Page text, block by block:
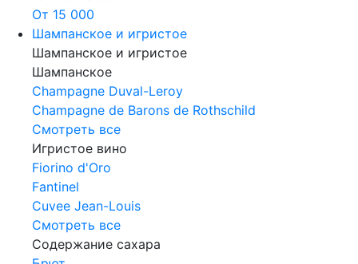
От 15 000
Шампанское и игристое
Шампанское и игристое
Шампанское
Champagne Duval-Leroy
Champagne de Barons de Rothschild
Смотреть все
Игристое вино
Fiorino d'Oro
Fantinel
Cuvee Jean-Louis
Смотреть все
Содержание сахара